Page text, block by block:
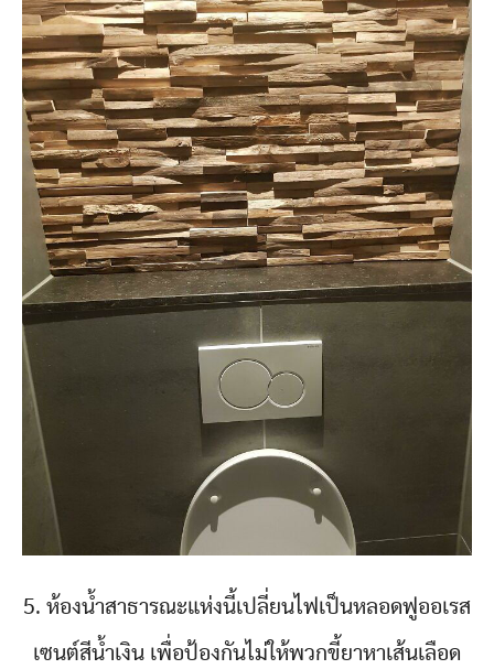
5. ห้องน้ำสาธารณะแห่งนี้เปลี่ยนไฟเป็นหลอดฟูออเรส
เซนต์สีน้ำเงิน เพื่อป้องกันไม่ให้พวกขี้ยาหาเส้นเลือด